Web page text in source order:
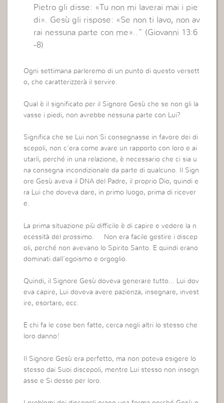
Pietro gli disse: «Tu non mi laverai mai i pie
di». Gesù gli rispose: «Se non ti lavo, non av
rai nessuna parte con me»..” (Giovanni 13:6
-8)
Ogni settimana parleremo di un punto di questo versett
o, che caratterizzerà il servire.
Qual è il significato per il Signore Gesù che se non gli la
vasse i piedi, non avrebbe nessuna parte con Lui?
Significa che se Lui non Si consegnasse in favore dei di
scepoli, non c’era come avare un rapporto con loro e ai
utarli, perché in una relazione, è necessario che ci sia u
na consegna incondizionale da parte di qualcuno. Il Sign
ore Gesù aveva il DNA del Padre, il proprio Dio, quindi e
ra Lui che doveva dare, in primo luogo, prima di ricever
e.
La prima situazione più difficile è di capire e vedere la n
ecessità del prossimo. Non era facile gestire i discep
oli, perché non avevano lo Spirito Santo. E quindi erano
dominati dall’egoismo e orgoglio.
Quindi, il Signore Gesù doveva generare tutto… Lui dov
eva capire, Lui doveva avere pazienza, insegnare, invest
ire, esortare, ecc.
E chi fa le cose ben fatte, cerca negli altri lo stesso che
loro danno!
Il Signore Gesù era perfetto, ma non poteva esigere lo
stesso dai Suoi discepoli, mentre Lui stesso non insegn
asse e Si desse per loro.